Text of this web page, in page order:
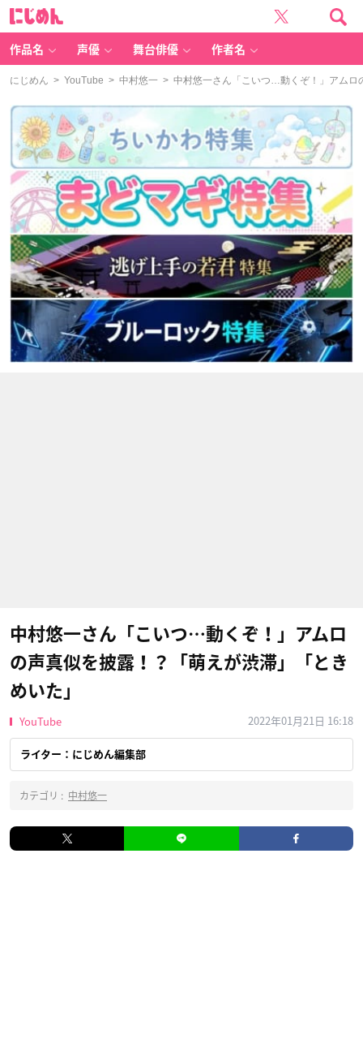
作品名 声優 舞台俳優 作者名
にじめん > YouTube > 中村悠一 > 中村悠一さん「こいつ…動くぞ！」アムロ
中村悠一さん「こいつ…動くぞ！」アムロ
の声真似を披露！？「萌えが渋滞」「とき
めいた」
YouTube 2022年01月21日 16:18
ライター：にじめん編集部
カテゴリ : 中村悠一